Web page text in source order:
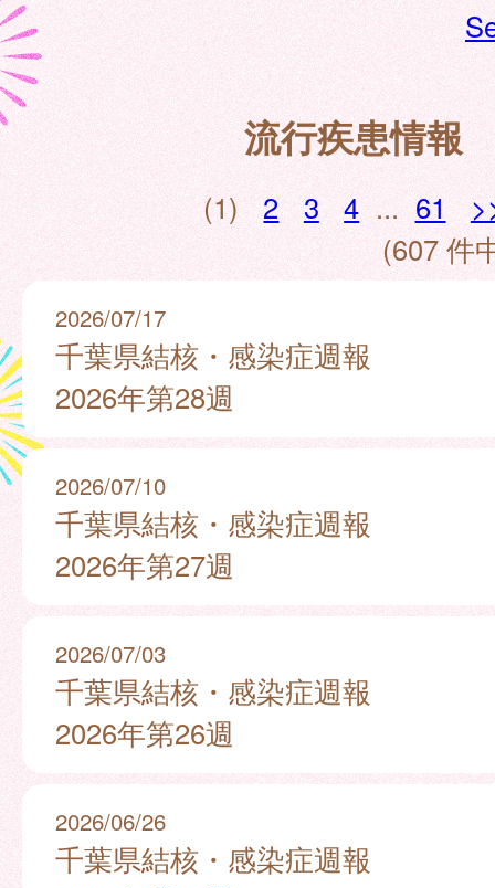
流行疾患情報
(1) 2 3 4 ... 61
(607 件
2026/07/17
千葉県結核・感染症週報
2026年第28週
2026/07/10
千葉県結核・感染症週報
2026年第27週
2026/07/03
千葉県結核・感染症週報
2026年第26週
2026/06/26
千葉県結核・感染症週報